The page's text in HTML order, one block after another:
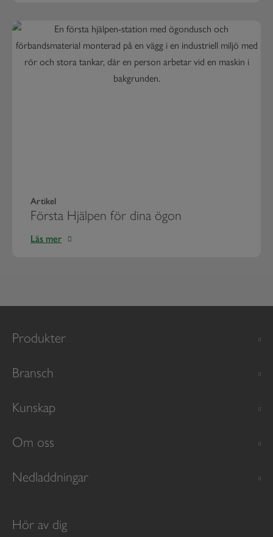
Artikel
Första Hjälpen för dina ögon
Läs mer
Produkter
Bransch
Kunskap
Om oss
Nedladdningar
Hör av dig